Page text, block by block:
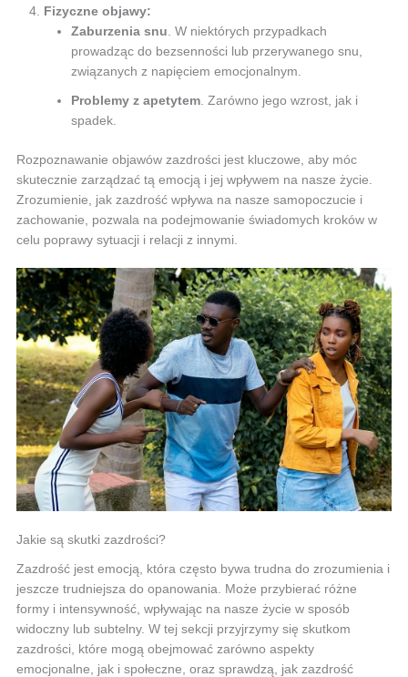
Fizyczne objawy:
Zaburzenia snu . W niektórych przypadkach
prowadząc do bezsenności lub przerywanego snu,
związanych z napięciem emocjonalnym.
Problemy z apetytem. Zarówno jego wzrost, jak i
spadek.
Rozpoznawanie objawów zazdrości jest kluczowe, aby móc
skutecznie zarządzać tą emocją i jej wpływem na nasze życie.
Zrozumienie, jak zazdrość wpływa na nasze samopoczucie i
zachowanie, pozwala na podejmowanie świadomych kroków w
celu poprawy sytuacji i relacji z innymi.
Jakie są skutki zazdrości?
Zazdrość jest emocją, która często bywa trudna do zrozumienia i
jeszcze trudniejsza do opanowania. Może przybierać różne
formy i intensywność, wpływając na nasze życie w sposób
widoczny lub subtelny. W tej sekcji przyjrzymy się skutkom
zazdrości, które mogą obejmować zarówno aspekty
emocjonalne, jak i społeczne, oraz sprawdzą, jak zazdrość